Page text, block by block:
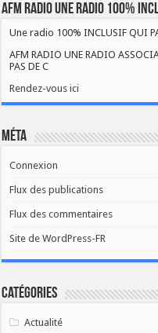
AFM RADIO UNE RADIO 100%
Une radio 100% INCLUSIF QUI
AFM RADIO UNE RADIO
PAS DE C
Rendez-vous ici
Méta
Connexion
Flux des publications
Flux des commentaires
Site de WordPress-FR
Catégories
Actualité